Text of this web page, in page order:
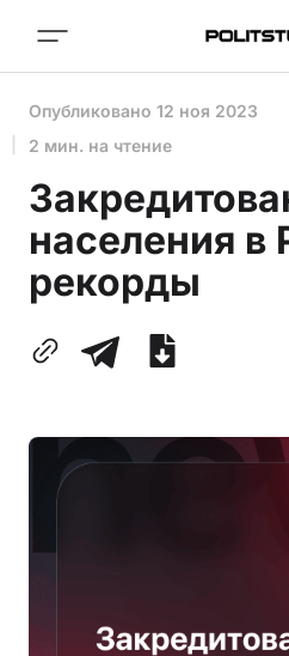
Опубликовано 12 ноя 2023
2 мин. на чтение
населения в
рекорды